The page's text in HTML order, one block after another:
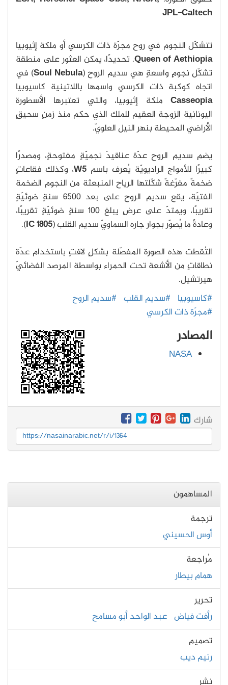
JPL-Caltech
تتشكّل النجوم في روح مجرّة ذات الكرسي أو ملكة إثيوبيا
Queen of Aethiopia. تحديدًا، يمكن العثور على منطقة
تشكّل نجومٍ واسعةٍ هي سديم الروح (Soul Nebula) في
اتجاه كوكبة ذات الكرسي واسمها باللاتينية كاسيوبيا
Casseopia ملكة إثيوبيا، والتي تعتبرها الأسطورة
اليونانية الزوجة العقيم للملك الذي حكم منذ زمنٍ سحيقٍ
الأراضي المحيطة بنهر النيل العلويّ.
يضم سديم الروح عدّة عناقيدَ نجميّةٍ مفتوحةٍ، ومصدرًا
كبيرًا للأمواج الراديويّة يُعرف باسم W5، وكذلك فقاعاتٍ
ضخمةً مفرّغةً شكّلتها الرياح المنبعثة من النجوم الضخمة
الفتيّة، يقع سديم الروح على بعد 6500 سنةٍ ضوئيّةٍ
تقريبًا، ويمتدّ على عرضٍ يبلغ 100 سنةٍ ضوئيّةٍ تقريبًا،
وعادةً ما يُصوّر بجوار جاره السماويّ سديم القلب (IC 1805
).
التُقطت هذه الصورة المفصّلة بشكلٍ لافتٍ باستخدام عدّة
نطاقاتٍ من الأشعة تحت الحمراء بواسطة المرصد الفضائيّ
هيرتشيل.
#كاسيوبيا #سديم القلب #سديم الروح
#مجرّة ذات الكرسي
المصادر
NASA
شارك
https://nasainarabic.net/r/i/1364
المساهمون
ترجمة
أوس الحسيني
مُراجعة
همام بيطار
تحرير
رأفت فياض عبد الواحد أبو مسامح
تصميم
رنيم ديب
نشر